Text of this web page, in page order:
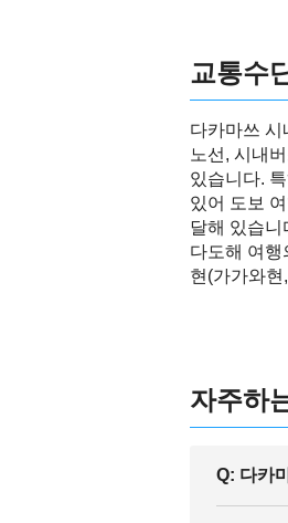
교통수
다카마쓰 시
노선, 시내
있습니다.
있어 도보
달해 있습니
다도해 여행
현(가가와
자주하
Q: 다카